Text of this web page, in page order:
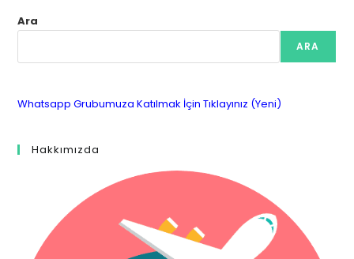
Ara
ARA
Whatsapp Grubumuza Katılmak İçin Tıklayınız (Yeni)
Hakkımızda